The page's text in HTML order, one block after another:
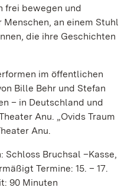
frei bewegen und
an einem Stuhl
die ihre Geschichten
im öffentlichen
Bille Behr und Stefan
– in Deutschland und
Anu. „Ovids Traum
Anu.
Bruchsal –Kasse,
Termine: 15. – 17.
90 Minuten